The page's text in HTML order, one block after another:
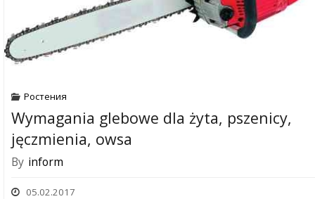
Ростения
Wymagania glebowe dla żyta, pszenicy,
jęczmienia, owsa
By inform
05.02.2017